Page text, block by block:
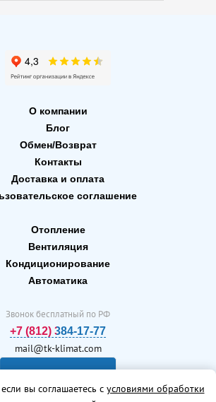
О компании
Блог
Обмен/Возврат
Контакты
Доставка и оплата
соглашение
Отопление
Вентиляция
Кондиционирование
Автоматика
Звонок бесплатный по РФ
+7 (812) 384-17-77
mail@tk-klimat.com
Заказать
звонок
вы соглашаетесь с условиями обработки